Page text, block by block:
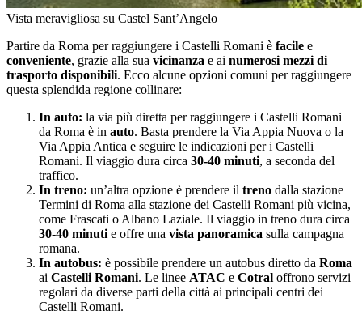
Vista meravigliosa su Castel Sant’Angelo
Partire da Roma per raggiungere i Castelli Romani è facile e
conveniente, grazie alla sua vicinanza e ai numerosi mezzi di
trasporto disponibili. Ecco alcune opzioni comuni per raggiungere
questa splendida regione collinare:
In auto: la via più diretta per raggiungere i Castelli Romani
da Roma è in auto. Basta prendere la Via Appia Nuova o la
Via Appia Antica e seguire le indicazioni per i Castelli
Romani. Il viaggio dura circa 30-40 minuti, a seconda del
traffico.
In treno: un’altra opzione è prendere il treno dalla stazione
Termini di Roma alla stazione dei Castelli Romani più vicina,
come Frascati o Albano Laziale. Il viaggio in treno dura circa
30-40 minuti e offre una vista panoramica sulla campagna
romana.
In autobus: è possibile prendere un autobus diretto da Roma
ai Castelli Romani. Le linee ATAC e Cotral offrono servizi
regolari da diverse parti della città ai principali centri dei
Castelli Romani.